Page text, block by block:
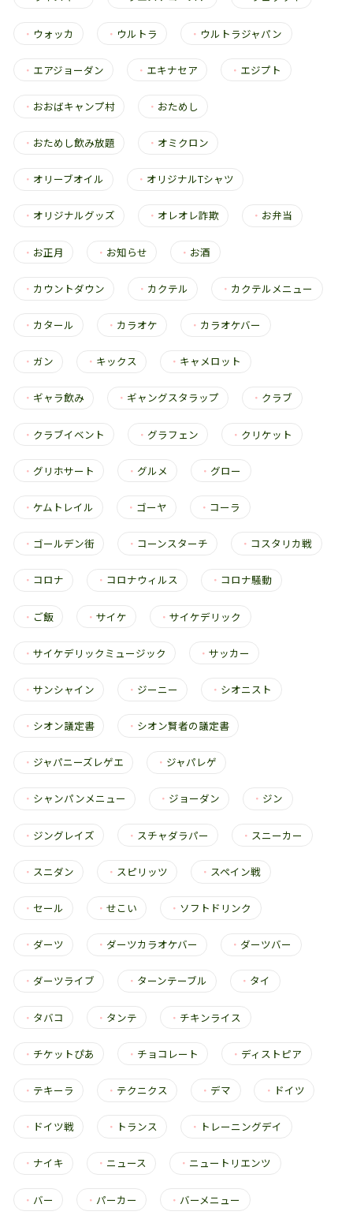
・ ウォッカ ・ ウルトラ ・ ウルトラジャパン
・ エアジョーダン ・ エキナセア ・ エジプト
・ おおばキャンプ村 ・ おためし
・ おためし飲み放題 ・ オミクロン
・ オリーブオイル ・ オリジナルTシャツ
・ オリジナルグッズ ・ オレオレ詐欺 ・ お弁当
・ お正月 ・ お知らせ ・ お酒
・ カウントダウン ・ カクテル ・ カクテルメニュー
・ カタール ・ カラオケ ・ カラオケバー
・ ガン ・ キックス ・ キャメロット
・ ギャラ飲み ・ ギャングスタラップ ・ クラブ
・ クラブイベント ・ グラフェン ・ クリケット
・ グリホサート ・ グルメ ・ グロー
・ ケムトレイル ・ ゴーヤ ・ コーラ
・ ゴールデン街 ・ コーンスターチ ・ コスタリカ戦
・ コロナ ・ コロナウィルス ・ コロナ騒動
・ ご飯 ・サイケ ・サイケデリック
・ サイケデリックミュージック ・サッカー
・ サンシャイン ・ ジーニー ・ シオニスト
・ シオン議定書 ・ シオン賢者の議定書
・ ジャパニーズレゲエ ・ ジャパレゲ
・ シャンパンメニュー ・ ジョーダン ・ ジン
・ ジングレイズ ・ スチャダラパー ・ スニーカー
・ スニダン ・ スピリッツ ・ スペイン戦
・ セール ・せこい ・ ソフトドリンク
・ ダーツ ・ ダーツカラオケバー ・ ダーツバー
・ ダーツライブ ・ ターンテーブル ・ タイ
・ タバコ ・ タンテ ・ チキンライス
・ チケットぴあ ・ チョコレート ・ ディストピア
・ テキーラ ・ テクニクス ・ デマ ・ ドイツ
・ ドイツ戦 ・ トランス ・ トレーニングデイ
・ ナイキ ・ ニュース ・ ニュートリエンツ
・ バー ・ パーカー ・ バーメニュー